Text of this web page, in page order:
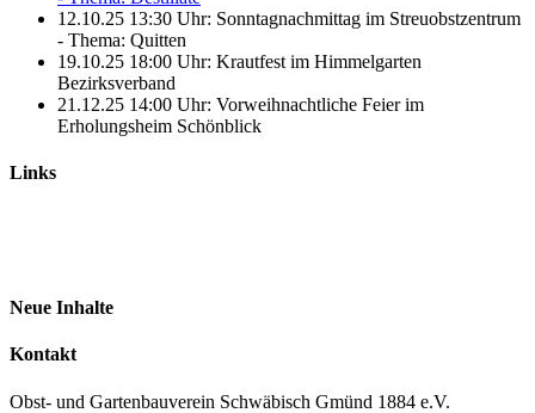
12.10.25 13:30 Uhr: Sonntagnachmittag im Streuobstzentrum
- Thema: Quitten
19.10.25 18:00 Uhr: Krautfest im Himmelgarten
Bezirksverband
21.12.25 14:00 Uhr: Vorweihnachtliche Feier im
Erholungsheim Schönblick
Links
Neue Inhalte
Kontakt
Obst- und Gartenbauverein Schwäbisch Gmünd 1884 e.V.